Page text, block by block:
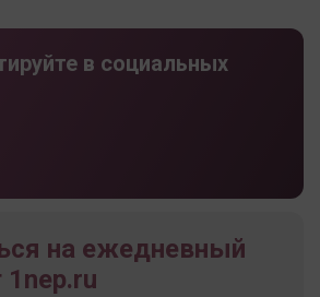
в социальных
на ежедневный